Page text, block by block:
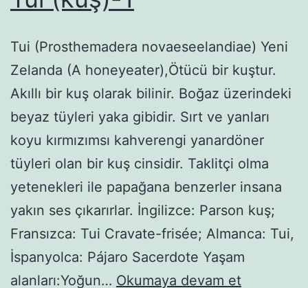
Tui (Prosthemadera novaeseelandiae) Yeni
Zelanda (A honeyeater),Ötücü bir kuştur.
Akıllı bir kuş olarak bilinir. Boğaz üzerindeki
beyaz tüyleri yaka gibidir. Sırt ve yanları
koyu kırmızımsı kahverengi yanardöner
tüyleri olan bir kuş cinsidir. Taklitçi olma
yetenekleri ile papağana benzerler insana
yakın ses çıkarırlar. İngilizce: Parson kuş;
Fransızca: Tui Cravate-frisée; Almanca: Tui,
İspanyolca: Pájaro Sacerdote Yaşam
alanları:Yoğun… Okumaya devam etTui